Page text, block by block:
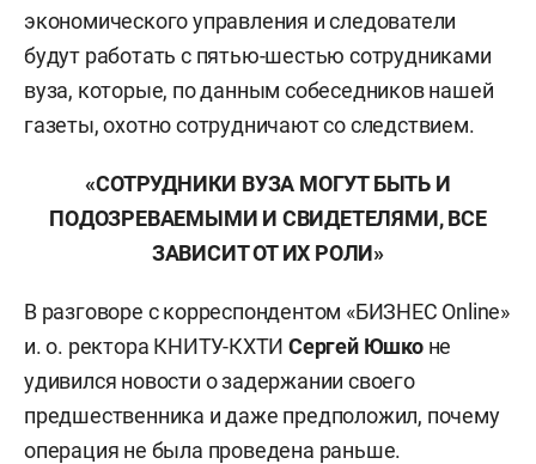
экономического управления и следователи
будут работать с пятью-шестью сотрудниками
вуза, которые, по данным собеседников нашей
газеты, охотно сотрудничают со следствием.
«СОТРУДНИКИ ВУЗА МОГУТ БЫТЬ И
ПОДОЗРЕВАЕМЫМИ И СВИДЕТЕЛЯМИ, ВСЕ
ЗАВИСИТ ОТ ИХ РОЛИ»
В разговоре с корреспондентом «БИЗНЕС Online»
и. о. ректора КНИТУ-КХТИ Сергей Юшконе
удивился новости о задержании своего
предшественника и даже предположил, почему
операция не была проведена раньше.